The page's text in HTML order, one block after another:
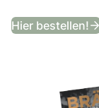
Hier bestellen!